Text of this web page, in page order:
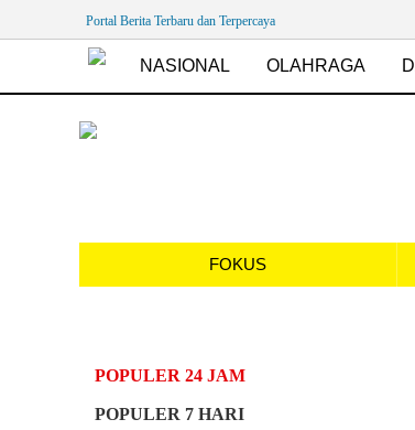
Portal Berita Terbaru dan Terpercaya
NASIONAL OLAHRAGA
FOKUS
POPULER 24 JAM
POPULER 7 HARI